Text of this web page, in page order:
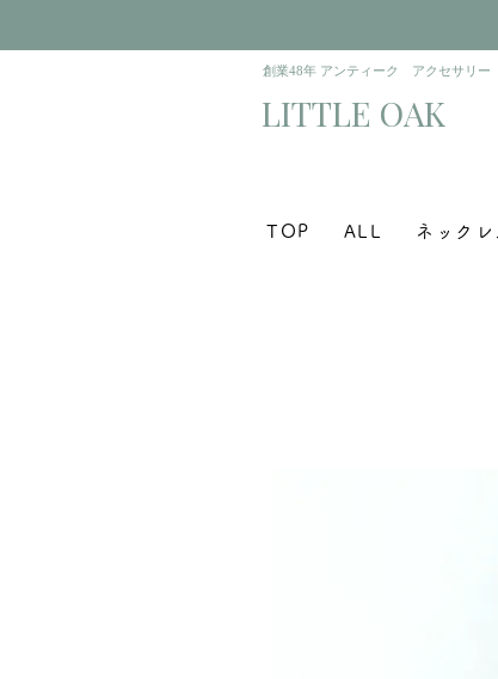
創業48年 アンティーク アクセサ
​LITTLE OAK
TOP ALL ネックレ